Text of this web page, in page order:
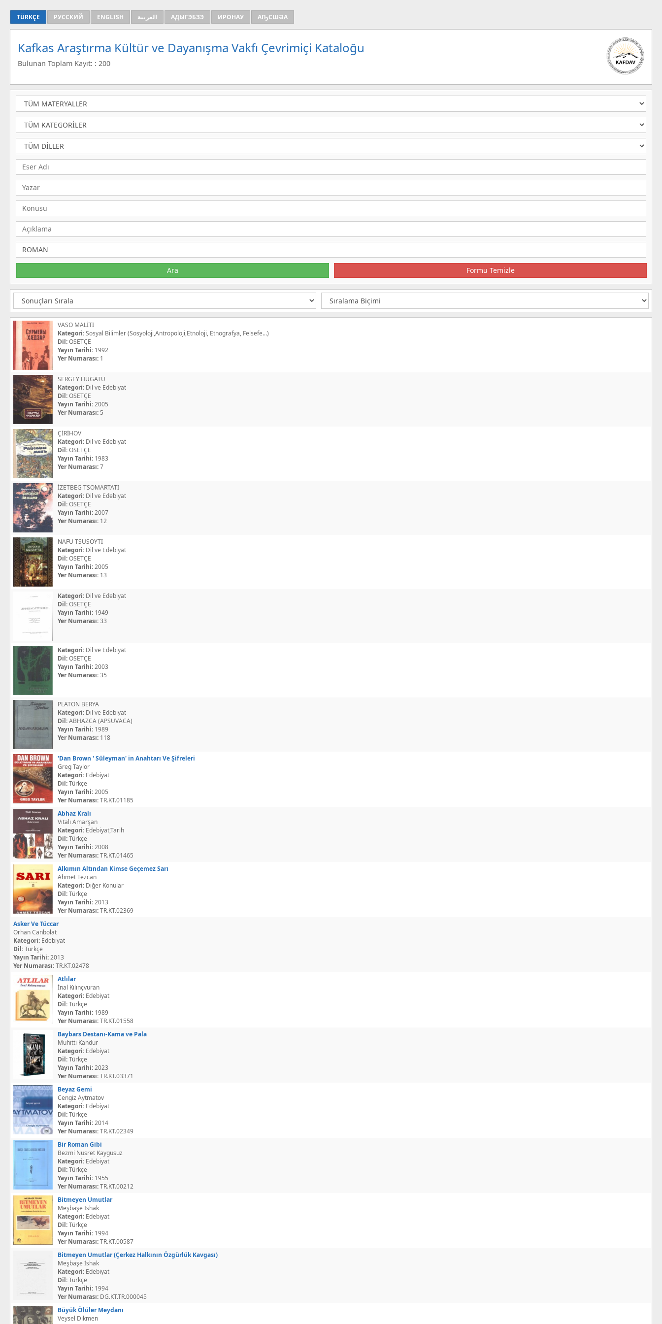
TÜRKÇE РУССКИЙ ENGLISH العربية АДЫГЭБЗЭ ИРОНАУ АҦСШӘА
Kafkas Araştırma Kültür ve Dayanışma Vakfı Çevrimiçi Kataloğu
Bulunan Toplam Kayıt: : 200
VASO MALİTI
Kategori:Sosyal Bilimler (Sosyoloji,Antropoloji,Etnoloji, Etnografya, Felsefe...)
Dil:OSETÇE
Yayın Tarihi: 1992
Yer Numarası: 1
SERGEY HUGATU
Kategori: Dil ve Edebiyat
Dil:OSETÇE
Yayın Tarihi:2005
Yer Numarası: 5
ÇİRİHOV
Kategori: Dil ve Edebiyat
Dil:OSETÇE
Yayın Tarihi: 1983
Yer Numarası:7
İZETBEG TSOMARTATI
Kategori: Dil ve Edebiyat
Dil:OSETÇE
Yayın Tarihi:2007
Yer Numarası: 12
NAFU TSUSOYTI
Kategori: Dil ve Edebiyat
Dil:OSETÇE
Yayın Tarihi:2005
Yer Numarası: 13
Kategori: Dil ve Edebiyat
Dil:OSETÇE
Yayın Tarihi: 1949
Yer Numarası:33
Kategori: Dil ve Edebiyat
Dil:OSETÇE
Yayın Tarihi:2003
Yer Numarası:35
PLATON BERYA
Kategori: Dil ve Edebiyat
Dil:ABHAZCA (APSUVACA)
Yayın Tarihi: 1989
Yer Numarası: 118
'Dan Brown ' Süleyman' in Anahtarı Ve Şifreleri
Greg Taylor
Kategori: Edebiyat
Dil:Türkçe
Yayın Tarihi:2005
Yer Numarası:TR.KT.01185
Abhaz Kralı
Vıtalı Amarşan
Kategori: Edebiyat,Tarih
Dil:Türkçe
Yayın Tarihi:2008
Yer Numarası:TR.KT.01465
Alkımın Altından Kimse Geçemez Sarı
Ahmet Tezcan
Kategori: Diğer Konular
Dil:Türkçe
Yayın Tarihi:2013
Yer Numarası:TR.KT.02369
Asker Ve Tüccar
Orhan Canbolat
Kategori: Edebiyat
Dil:Türkçe
Yayın Tarihi:2013
Yer Numarası:TR.KT.02478
Atlılar
İnal Kılınçvuran
Kategori: Edebiyat
Dil:Türkçe
Yayın Tarihi: 1989
Yer Numarası:TR.KT.01558
Baybars Destanı-Kama ve Pala
Muhitti Kandur
Kategori: Edebiyat
Dil:Türkçe
Yayın Tarihi:2023
Yer Numarası:TR.KT.03371
Beyaz Gemi
Cengiz Aytmatov
Kategori: Edebiyat
Dil:Türkçe
Yayın Tarihi:2014
Yer Numarası:TR.KT.02349
Bir Roman Gibi
Bezmi Nusret Kaygusuz
Kategori: Edebiyat
Dil:Türkçe
Yayın Tarihi: 1955
Yer Numarası:TR.KT.00212
Bitmeyen Umutlar
Meşbaşe İshak
Kategori: Edebiyat
Dil:Türkçe
Yayın Tarihi: 1994
Yer Numarası:TR.KT.00587
Bitmeyen Umutlar (Çerkez Halkının Özgürlük Kavgası)
Meşbaşe İshak
Kategori: Edebiyat
Dil:Türkçe
Yayın Tarihi: 1994
Yer Numarası: DG.KT.TR.000045
Büyük Ölüler Meydanı
Veysel Dikmen